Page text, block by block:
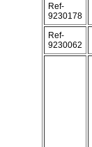
Ref-
9230178
Ref-
9230062